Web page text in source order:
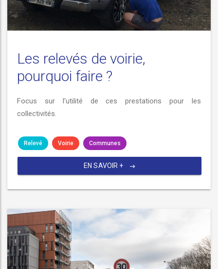
Les relevés de voirie,
pourquoi faire ?
Focus sur l'utilité de ces prestations pour les
collectivités.
Relevé Voirie Communes
EN SAVOIR +